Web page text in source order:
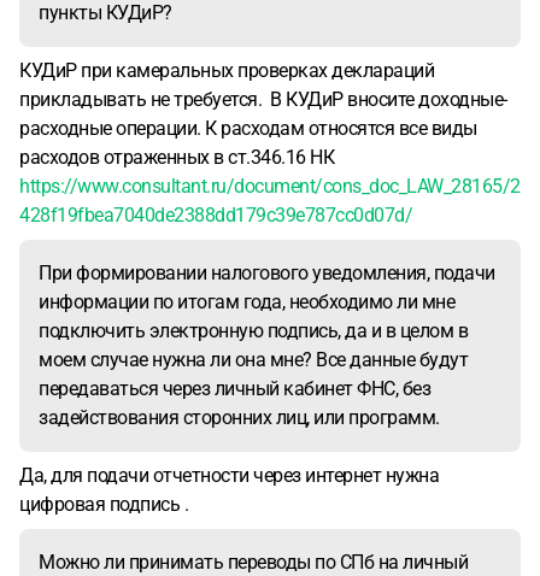
пункты КУДиР?
КУДиР при камеральных проверках деклараций
прикладывать не требуется. В КУДиР вносите доходные-
расходные операции. К расходам относятся все виды
расходов отраженных в ст.346.16 НК
https://www.consultant.ru/document/cons_doc_LAW_28165/2
428f19fbea7040de2388dd179c39e787cc0d07d/
При формировании налогового уведомления, подачи
информации по итогам года, необходимо ли мне
подключить электронную подпись, да и в целом в
моем случае нужна ли она мне? Все данные будут
передаваться через личный кабинет ФНС, без
задействования сторонних лиц, или программ.
Да, для подачи отчетности через интернет нужна
цифровая подпись .
Можно ли принимать переводы по СПб на личный